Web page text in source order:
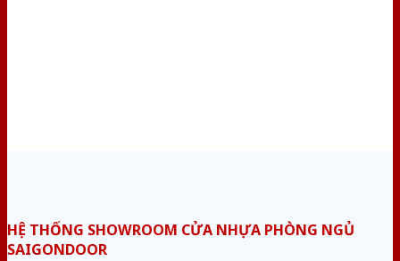
HỆ THỐNG SHOWROOM CỬA NHỰA PHÒNG NGỦ
SAIGONDOOR